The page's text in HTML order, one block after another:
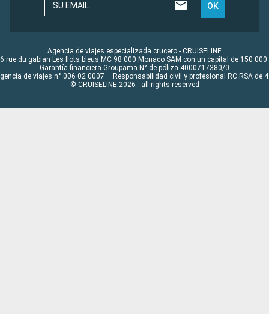
SU EMAIL OK
Agencia de viajes especializada crucero - CRUISELINE
rue du gabian Les flots bleus MC 98 000 Monaco SAM con un capital de 150 000
Garantía financiera Groupama N° de póliza 4000717380/0
de viajes n° 006 02 0007 – Responsabilidad civil y profesional RC RSA de
© CRUISELINE 2026 - all rights reserved